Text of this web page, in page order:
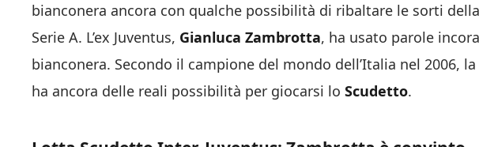
bianconera ancora con qualche possibilità di ribaltare le sorti
Serie A. L’ex Juventus, Gianluca Zambrotta, ha usato parole
bianconera. Secondo il campione del mondo dell’Italia nel 2006,
ha ancora delle reali possibilità per giocarsi lo Scudetto.